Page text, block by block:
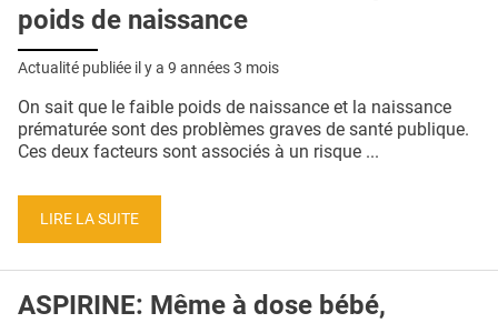
THÉMA
L'APP
PUBLICITÉ
CONTACT
poids de naissance
Actualité publiée il y a 9 années 3 mois
On sait que le faible poids de naissance et la naissance
prématurée sont des problèmes graves de santé publique.
Ces deux facteurs sont associés à un risque ...
LIRE LA SUITE
ASPIRINE: Même à dose bébé,